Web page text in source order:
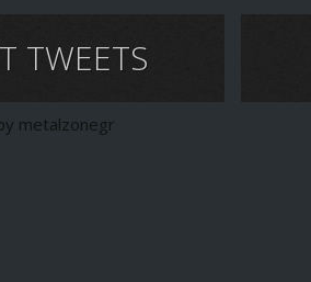
TWEETS
metalzonegr